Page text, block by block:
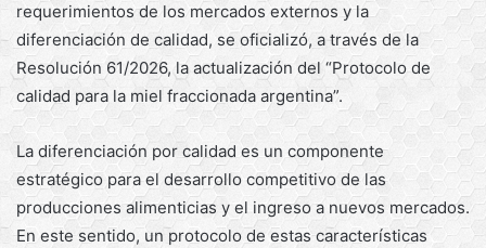
requerimientos de los mercados externos y la
diferenciación de calidad, se oficializó, a través de la
Resolución 61/2026, la actualización del “Protocolo de
calidad para la miel fraccionada argentina”.
La diferenciación por calidad es un componente
estratégico para el desarrollo competitivo de las
producciones alimenticias y el ingreso a nuevos mercados.
En este sentido, un protocolo de estas características